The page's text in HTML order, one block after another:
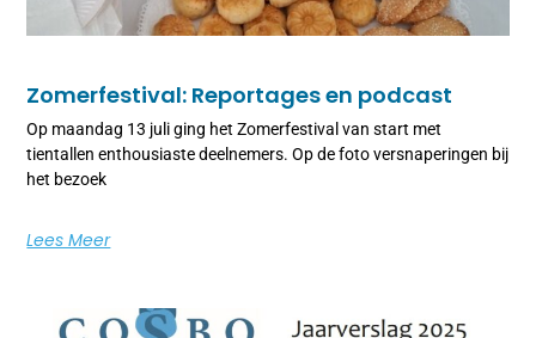
Zomerfestival: Reportages en podcast
Op maandag 13 juli ging het Zomerfestival van start met
tientallen enthousiaste deelnemers. Op de foto versnaperingen bij
het bezoek
Lees Meer